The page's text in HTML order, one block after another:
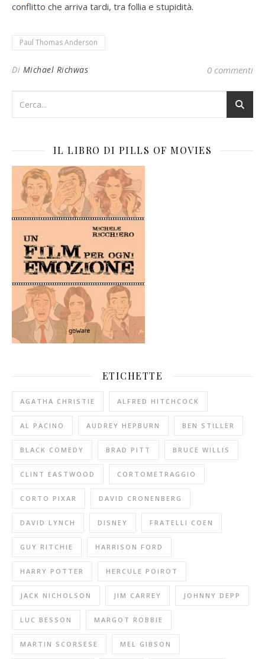
conflitto che arriva tardi, tra follia e stupidità.
Paul Thomas Anderson
Di Michael Richwas 0 commenti
IL LIBRO DI PILLS OF MOVIES
ETICHETTE
AGATHA CHRISTIE ALFRED HITCHCOCK
AL PACINO AUDREY HEPBURN BEN STILLER
BLACK COMEDY BRAD PITT BRUCE WILLIS
CLINT EASTWOOD CORTOMETRAGGIO
CORTO PIXAR DAVID CRONENBERG
DAVID LYNCH DISNEY FRATELLI COEN
GUY RITCHIE HARRISON FORD
HARRY POTTER HERCULE POIROT
JACK NICHOLSON JIM CARREY JOHNNY DEPP
LUC BESSON MARGOT ROBBIE
MARTIN SCORSESE MEL GIBSON